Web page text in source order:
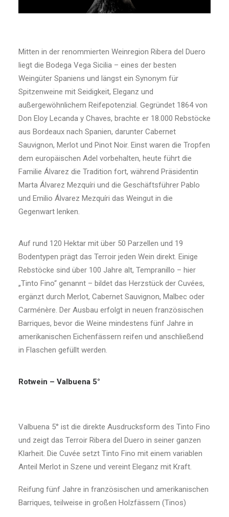
Mitten in der renommierten Weinregion Ribera del Duero
liegt die Bodega Vega Sicilia – eines der besten
Weingüter Spaniens und längst ein Synonym für
Spitzenweine mit Seidigkeit, Eleganz und
außergewöhnlichem Reifepotenzial. Gegründet 1864 von
Don Eloy Lecanda y Chaves, brachte er 18.000 Rebstöcke
aus Bordeaux nach Spanien, darunter Cabernet
Sauvignon, Merlot und Pinot Noir. Einst waren die Tropfen
dem europäischen Adel vorbehalten, heute führt die
Familie Álvarez die Tradition fort, während Präsidentin
Marta Álvarez Mezquíri und die Geschäftsführer Pablo
und Emilio Álvarez Mezquíri das Weingut in die
Gegenwart lenken.
Auf rund 120 Hektar mit über 50 Parzellen und 19
Bodentypen prägt das Terroir jeden Wein direkt. Einige
Rebstöcke sind über 100 Jahre alt, Tempranillo – hier
„Tinto Fino“ genannt – bildet das Herzstück der Cuvées,
ergänzt durch Merlot, Cabernet Sauvignon, Malbec oder
Carménère. Der Ausbau erfolgt in neuen französischen
Barriques, bevor die Weine mindestens fünf Jahre in
amerikanischen Eichenfässern reifen und anschließend
in Flaschen gefüllt werden.
Rotwein – Valbuena 5°
Valbuena 5° ist die direkte Ausdrucksform des Tinto Fino
und zeigt das Terroir Ribera del Duero in seiner ganzen
Klarheit. Die Cuvée setzt Tinto Fino mit einem variablen
Anteil Merlot in Szene und vereint Eleganz mit Kraft.
Reifung fünf Jahre in französischen und amerikanischen
Barriques, teilweise in großen Holzfässern (Tinos)